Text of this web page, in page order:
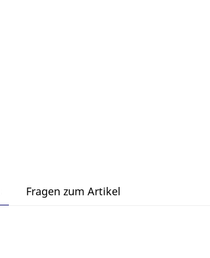
Fragen zum Artikel